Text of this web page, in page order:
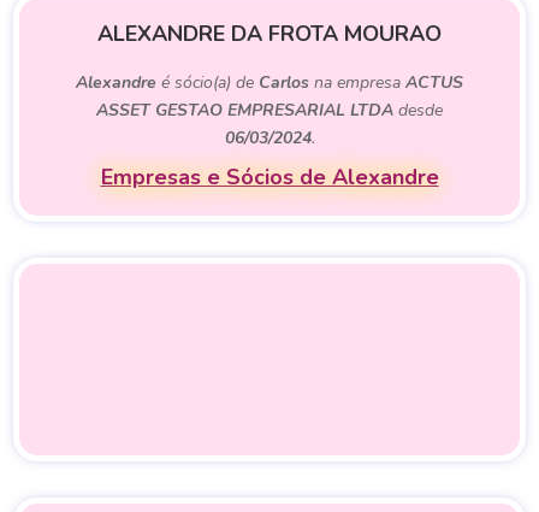
ALEXANDRE DA FROTA MOURAO
Alexandre é sócio(a) de Carlos na empresa ACTUS
ASSET GESTAO EMPRESARIAL LTDA desde
06/03/2024.
Empresas e Sócios de Alexandre